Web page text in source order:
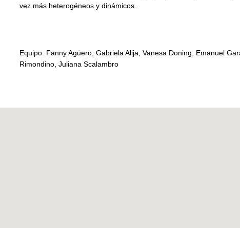
vez más heterogéneos y dinámicos.
Equipo: Fanny Agüero, Gabriela Alija, Vanesa Doning, Emanuel
Rimondino, Juliana Scalambro